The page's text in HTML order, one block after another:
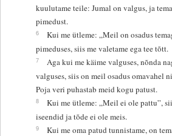
kuulutame teile: Jumal on valgus, ja
pimedust.
6
Kui me ütleme: „Meil on osadus
pimeduses, siis me valetame ega tee tõtt.
7
Aga kui me käime valguses, nõnda
valguses, siis on meil osadus omavahel
Poja veri puhastab meid kogu patust.
8
Kui me ütleme: „Meil ei ole pattu”,
iseendid ja tõde ei ole meis.
9
Kui me oma patud tunnistame, on